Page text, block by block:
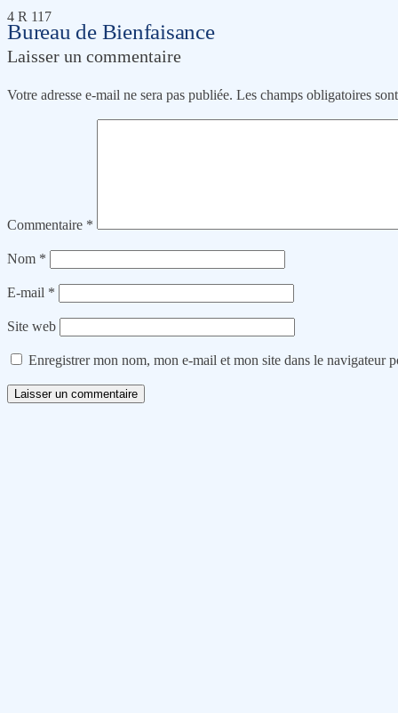
Bureau de Bienfaisance
4 R 117
Laisser un commentaire
Votre adresse e-mail ne sera pas publiée. Les champs obligatoires
Commentaire *
Nom *
E-mail *
Site web
Enregistrer mon nom, mon e-mail et mon site dans le navigateur